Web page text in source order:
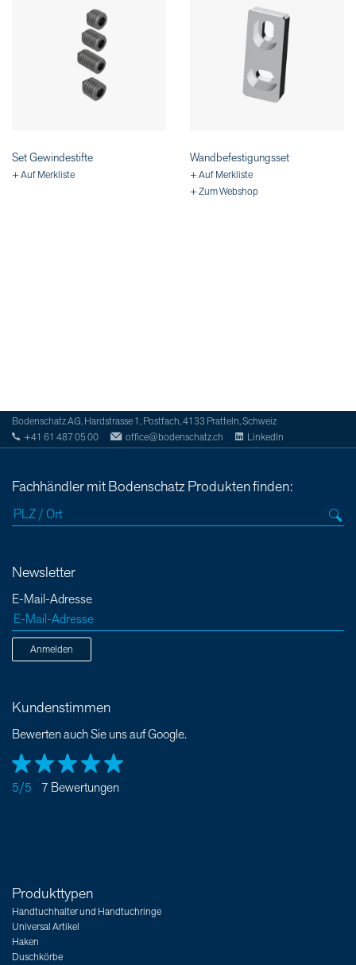
Set Gewindestifte
+ Auf Merkliste
Wandbefestigungsset
+ Auf Merkliste
+ Zum Webshop
Bodenschatz AG, Hardstrasse 1, Postfach, 4133 Pratteln, Schweiz
+41 61 487 05 00
office@bodenschatz.ch LinkedIn
Fachhändler mit Bodenschatz Produkten finden:
Newsletter
E-Mail-Adresse
Anmelden
Kundenstimmen
Bewerten auch Sie uns auf Google.
5/5 7 Bewertungen
Produkttypen
Handtuchhalter und Handtuchringe
Universal Artikel
Haken
Duschkörbe